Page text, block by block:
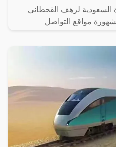
لرهف القحطاني
مواقع التواصل